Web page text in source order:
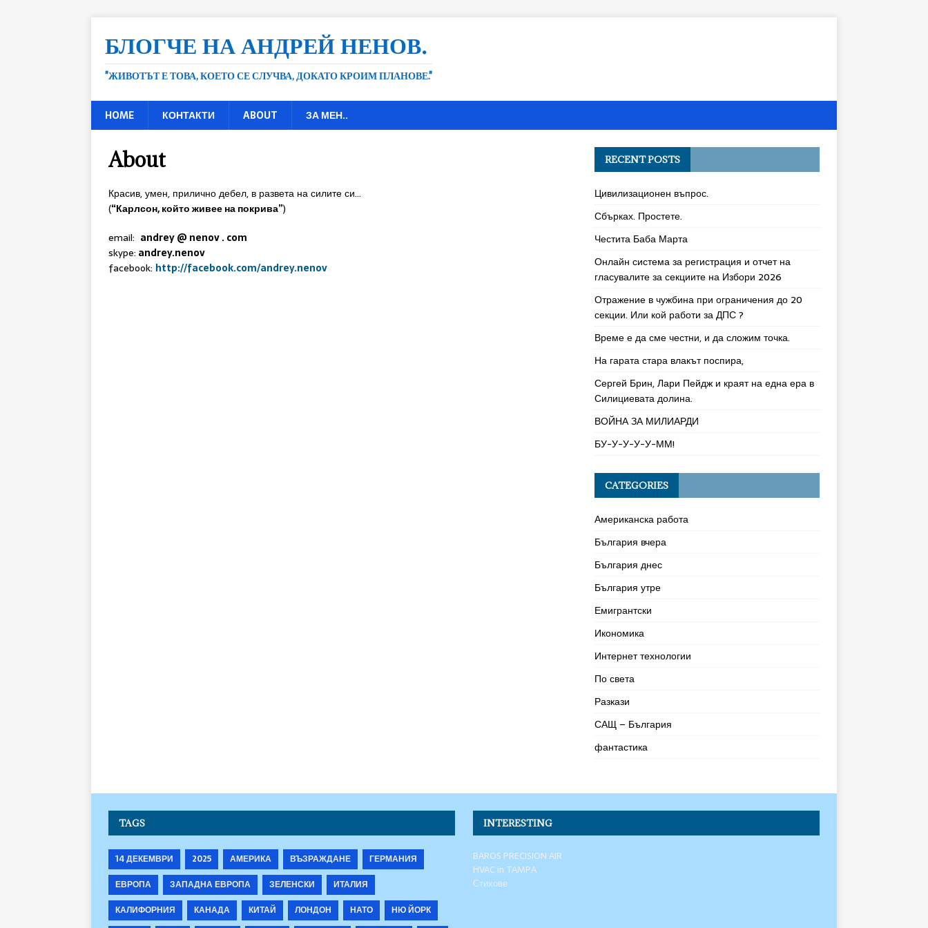
БЛОГЧЕ НА АНДРЕЙ НЕНОВ.
"ЖИВОТЪТ Е ТОВА, КОЕТО СЕ СЛУЧВА, ДОКАТО КРОИМ ПЛАНОВЕ."
HOME КОНТАКТИ ABOUT ЗА МЕН..
About
Красив, умен, прилично дебел, в развета на силите си…
(“Карлсон, който живее на покрива”)
email: andrey @ nenov . com
skype: andrey.nenov
facebook: http://facebook.com/andrey.nenov
RECENT POSTS
Цивилизационен въпрос.
Сбърках. Простете.
Честита Баба Марта
Онлайн система за регистрация и отчет на
гласувалите за секциите на Избори 2026
Отражение в чужбина при ограничения до 20
секции. Или кой работи за ДПС ?
Време е да сме честни, и да сложим точка.
На гарата стара влакът поспира,
Сергей Брин, Лари Пейдж и краят на една ера в
Силициевата долина.
ВОЙНА ЗА МИЛИАРДИ
БУ-У-У-У-У-ММ!
CATEGORIES
Американска работа
България вчера
България днес
България утре
Емигрантски
Икономика
Интернет технологии
По света
Разкази
САЩ – България
фантастика
TAGS
14 ДЕКЕМВРИ 2025 АМЕРИКА ВЪЗРАЖДАНЕ
ГЕРМАНИЯ
ЕВРОПА
ЗАПАДНА ЕВРОПА ЗЕЛЕНСКИ
ИТАЛИЯ
КАЛИФОРНИЯ
КАНАДА КИТАЙ ЛОНДОН НАТО НЮ ЙОРК
INTERESTING
BAROS PRECISION AIR
HVAC in TAMPA
Стихове